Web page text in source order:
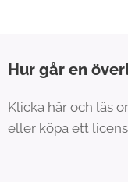
Hur går en
Klicka här och läs
eller köpa ett